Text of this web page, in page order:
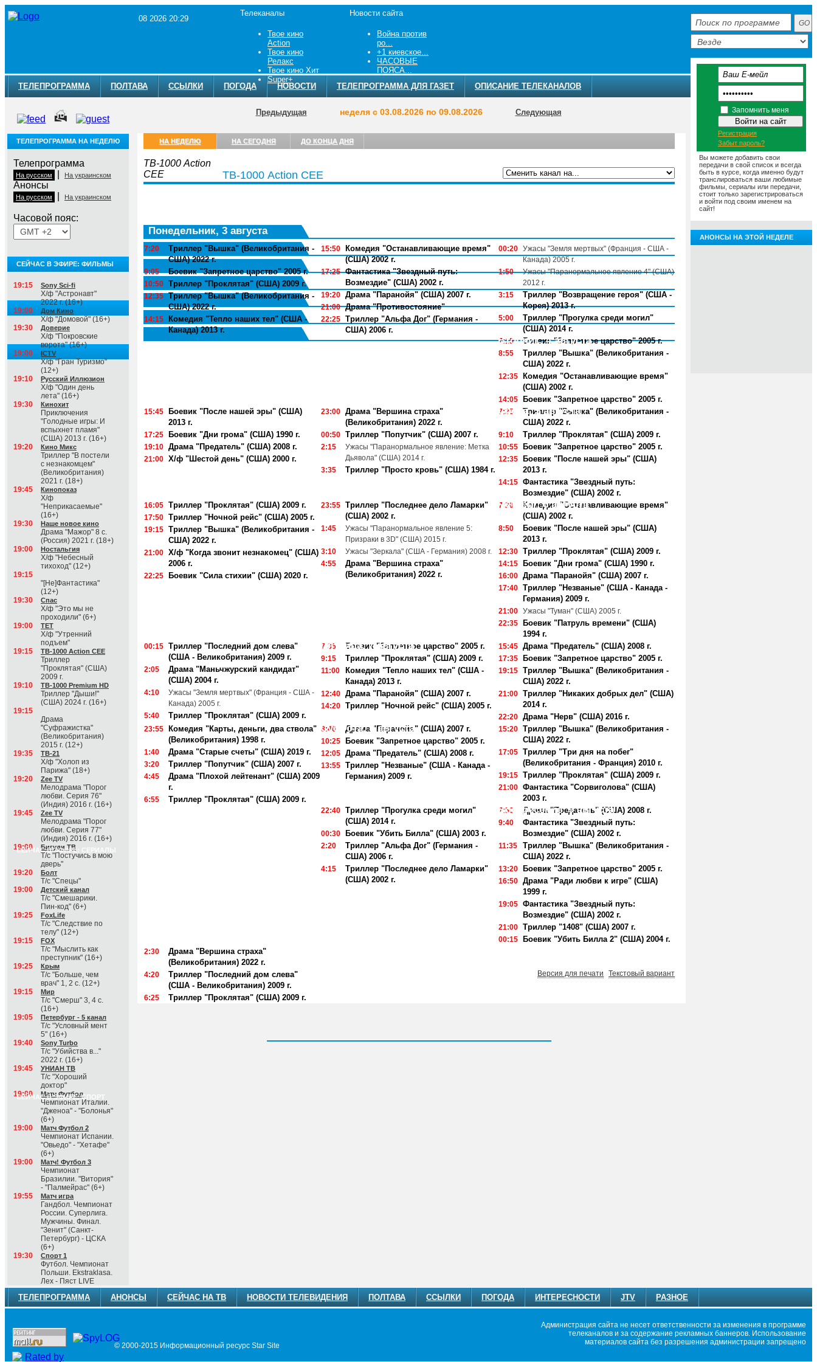
08 2026 20:29
Телеканалы
Твое кино
Action
Твое кино
Релакс
Твое кино Хит
Super+
Новости сайта
Война против
ро...
+1 киевское...
ЧАСОВЫЕ
ПОЯСА...
ТЕЛЕПРОГРАММА
ПОЛТАВА ССЫЛКИ ПОГОДА НОВОСТИ ТЕЛЕПРОГРАММА ДЛЯ ГАЗЕТ ОПИСАНИЕ ТЕЛЕКАНАЛОВ
Предыдущая неделя с 03.08.2026 по 09.08.2026 Следующая
ТЕЛЕПРОГРАММА НА НЕДЕЛЮ
Телепрограмма
На русском На украинском
Анонсы
На русском На украинском
Часовой пояс:
СЕЙЧАС В ЭФИРЕ: ФИЛЬМЫ
19:15 Sony Sci-fi
Х/ф "Астронавт"
2022 г. (16+)
19:00
Дом Кино
Х/ф "Домовой" (16+)
19:30
Доверие
Х/ф "Покровские
ворота" (16+)
19:00
ICTV
Х/ф "Гран Туризмо"
(12+)
19:10
Русский Иллюзион
Х/ф "Один день
лета" (16+)
19:30
Кинохит
Приключения
"Голодные игры: И
вспыхнет пламя"
(США) 2013 г. (16+)
19:20
Кино Микс
Триллер "В постели
с незнакомцем"
(Великобритания)
2021 г. (18+)
19:45
Кинопоказ
Х/ф
"Неприкасаемые"
(16+)
19:30
Наше новое кино
Драма "Мажор" 8 с.
(Россия) 2021 г. (18+)
19:00
Ностальгия
Х/ф "Небесный
тихоход" (12+)
19:15
"[Не]Фантастика"
(12+)
19:30
Спас
Х/ф "Это мы не
проходили" (6+)
19:00
ТЕТ
Х/ф "Утренний
подъем"
19:15
ТВ-1000 Action CEE
Триллер
"Проклятая" (США)
2009 г.
19:10
ТВ-1000 Premium HD
Триллер "Дыши!"
(США) 2024 г. (16+)
19:15
Драма
"Суфражистка"
(Великобритания)
2015 г. (12+)
19:35
ТВ-21
Х/ф "Холоп из
Парижа" (18+)
19:20
Zee TV
Мелодрама "Порог
любви. Серия 76"
(Индия) 2016 г. (16+)
19:45
Zee TV
Мелодрама "Порог
любви. Серия 77"
(Индия) 2016 г. (16+)
СЕЙЧАС В ЭФИРЕ: СЕРИАЛЫ
19:00 Бигуди ТВ
Т/с "Постучись в мою
дверь"
19:20
Болт
Т/с "Спецы"
19:00
Детский канал
Т/с "Смешарики.
Пин-код" (6+)
19:25
FoxLife
Т/с "Следствие по
телу" (12+)
19:15
FOX
Т/с "Мыслить как
преступник" (16+)
19:25
Крым
Т/с "Больше, чем
врач" 1, 2 с. (12+)
19:15
Мир
Т/с "Смерш" 3, 4 с.
(16+)
19:05
Петербург - 5 канал
Т/с "Условный мент
5" (16+)
19:40
Sony Turbo
Т/с "Убийства в..."
2022 г. (16+)
19:45
УНИАН ТВ
Т/с "Хороший
доктор"
СЕЙЧАС В ЭФИРЕ: СПОРТ
19:00 Матч Футбол
Чемпионат Италии.
"Дженоа" - "Болонья"
(6+)
19:00
Матч Футбол 2
Чемпионат Испании.
"Овьедо" - "Хетафе"
(6+)
19:00
Матч! Футбол 3
Чемпионат
Бразилии. "Витория"
- "Палмейрас" (6+)
19:55
Матч игра
Гандбол. Чемпионат
России. Суперлига.
Мужчины. Финал.
"Зенит" (Санкт-
Петербург) - ЦСКА
(6+)
19:30
Спорт 1
Футбол. Чемпионат
Польши. Ekstraklasa.
Лех - Пяст LIVE
НА НЕДЕЛЮ НА СЕГОДНЯ ДО КОНЦА ДНЯ
ТВ-1000 Action
CEE
ТВ-1000 Action CEE
Понедельник, 3 августа
7:20
Триллер "Вышка" (Великобритания -
США) 2022 г.
9:05 Боевик "Запретное царство" 2005 г.
10:50 Триллер "Проклятая" (США) 2009 г.
12:35 Триллер "Вышка" (Великобритания -
США) 2022 г.
14:15
Комедия "Тепло наших тел" (США -
Канада) 2013 г.
15:50
Комедия "Останавливающие время"
(США) 2002 г.
17:25 Фантастика "Звездный путь:
Возмездие" (США) 2002 г.
19:20 Драма "Паранойя" (США) 2007 г.
21:00 Драма "Противостояние"
22:25 Триллер "Альфа Дог" (Германия -
США) 2006 г.
00:20 Ужасы "Земля мертвых" (Франция - США -
Канада) 2005 г.
1:50
Ужасы "Паранормальное явление 4" (США)
2012 г.
3:15
Триллер "Возвращение героя" (США -
Корея) 2013 г.
5:00
Триллер "Прогулка среди могил"
(США) 2014 г.
Вторник, 4 августа
7:15 Боевик "Запретное царство" 2005 г.
8:55
Триллер "Вышка" (Великобритания -
США) 2022 г.
12:35
Комедия "Останавливающие время"
(США) 2002 г.
14:05 Боевик "Запретное царство" 2005 г.
15:45
Боевик "После нашей эры" (США)
2013 г.
17:25 Боевик "Дни грома" (США) 1990 г.
19:10 Драма "Предатель" (США) 2008 г.
21:00 Х/ф "Шестой день" (США) 2000 г.
23:00 Драма "Вершина страха"
(Великобритания) 2022 г.
00:50 Триллер "Попутчик" (США) 2007 г.
2:15
Ужасы "Паранормальное явление: Метка
Дьявола" (США) 2014 г.
3:35
Триллер "Просто кровь" (США) 1984 г.
Среда, 5 августа
7:25
Триллер "Вышка" (Великобритания -
США) 2022 г.
9:10 Триллер "Проклятая" (США) 2009 г.
10:55 Боевик "Запретное царство" 2005 г.
12:35
Боевик "После нашей эры" (США)
2013 г.
14:15 Фантастика "Звездный путь:
Возмездие" (США) 2002 г.
16:05 Триллер "Проклятая" (США) 2009 г.
17:50 Триллер "Ночной рейс" (США) 2005 г.
19:15 Триллер "Вышка" (Великобритания -
США) 2022 г.
21:00 Х/ф "Когда звонит незнакомец" (США)
2006 г.
22:25 Боевик "Сила стихии" (США) 2020 г.
23:55 Триллер "Последнее дело Ламарки"
(США) 2002 г.
1:45
Ужасы "Паранормальное явление 5:
Призраки в 3D" (США) 2015 г.
3:10
Ужасы "Зеркала" (США - Германия) 2008 г.
4:55
Драма "Вершина страха"
(Великобритания) 2022 г.
Четверг, 6 августа
7:20
Комедия "Останавливающие время"
(США) 2002 г.
8:50
Боевик "После нашей эры" (США)
2013 г.
12:30 Триллер "Проклятая" (США) 2009 г.
14:15 Боевик "Дни грома" (США) 1990 г.
16:00 Драма "Паранойя" (США) 2007 г.
17:40 Триллер "Незваные" (США - Канада -
Германия) 2009 г.
21:00 Ужасы "Туман" (США) 2005 г.
22:35
Боевик "Патруль времени" (США)
1994 г.
00:15 Триллер "Последний дом слева"
(США - Великобритания) 2009 г.
2:05
Драма "Маньчжурский кандидат"
(США) 2004 г.
4:10
Ужасы "Земля мертвых" (Франция - США -
Канада) 2005 г.
5:40
Триллер "Проклятая" (США) 2009 г.
Пятница, 7 августа
7:35 Боевик "Запретное царство" 2005 г.
9:15 Триллер "Проклятая" (США) 2009 г.
11:00
Комедия "Тепло наших тел" (США -
Канада) 2013 г.
12:40 Драма "Паранойя" (США) 2007 г.
14:20 Триллер "Ночной рейс" (США) 2005 г.
15:45 Драма "Предатель" (США) 2008 г.
17:35 Боевик "Запретное царство" 2005 г.
19:15 Триллер "Вышка" (Великобритания -
США) 2022 г.
21:00 Триллер "Никаких добрых дел" (США)
2014 г.
22:20 Драма "Нерв" (США) 2016 г.
23:55
Комедия "Карты, деньги, два ствола"
(Великобритания) 1998 г.
1:40 Драма "Старые счеты" (США) 2019 г.
3:20 Триллер "Попутчик" (США) 2007 г.
4:45
Драма "Плохой лейтенант" (США) 2009
г.
6:55 Триллер "Проклятая" (США) 2009 г.
Суббота, 8 августа
8:40 Драма "Паранойя" (США) 2007 г.
10:25 Боевик "Запретное царство" 2005 г.
12:05 Драма "Предатель" (США) 2008 г.
13:55 Триллер "Незваные" (США - Канада -
Германия) 2009 г.
15:20 Триллер "Вышка" (Великобритания -
США) 2022 г.
17:05 Триллер "Три дня на побег"
(Великобритания - Франция) 2010 г.
19:15 Триллер "Проклятая" (США) 2009 г.
21:00 Фантастика "Сорвиголова" (США)
2003 г.
22:40 Триллер "Прогулка среди могил"
(США) 2014 г.
00:30 Боевик "Убить Билла" (США) 2003 г.
2:20
Триллер "Альфа Дог" (Германия -
США) 2006 г.
4:15
Триллер "Последнее дело Ламарки"
(США) 2002 г.
Воскресение, 9 августа
7:50 Драма "Предатель" (США) 2008 г.
9:40
Фантастика "Звездный путь:
Возмездие" (США) 2002 г.
11:35
Триллер "Вышка" (Великобритания -
США) 2022 г.
13:20 Боевик "Запретное царство" 2005 г.
16:50 Драма "Ради любви к игре" (США)
1999 г.
19:05 Фантастика "Звездный путь:
Возмездие" (США) 2002 г.
21:00 Триллер "1408" (США) 2007 г.
00:15 Боевик "Убить Билла 2" (США) 2004 г.
2:30
Драма "Вершина страха"
(Великобритания) 2022 г.
4:20
Триллер "Последний дом слева"
(США - Великобритания) 2009 г.
6:25 Триллер "Проклятая" (США) 2009 г.
Текстовый вариант
Версия для печати
Запомнить меня
Регистрация
Забыт пароль?
Вы можете добавить свои
передачи в свой список и всегда
быть в курсе, когда именно будут
транслироваться ваши любимые
фильмы, сериалы или передачи,
стоит только зарегистрироваться
и войти под своим именем на
сайт!
АНОНСЫ НА ЭТОЙ НЕДЕЛЕ
ТЕЛЕПРОГРАММА АНОНСЫ СЕЙЧАС НА ТВ НОВОСТИ ТЕЛЕВИДЕНИЯ ПОЛТАВА ССЫЛКИ ПОГОДА ИНТЕРЕСНОСТИ JTV РАЗНОЕ
© 2000-2015 Информационный ресурс Star Site
Администрация сайта не несет ответственности за изменения в программе
телеканалов и за содержание рекламных баннеров. Использование
материалов сайта без разрешения администрации запрещено